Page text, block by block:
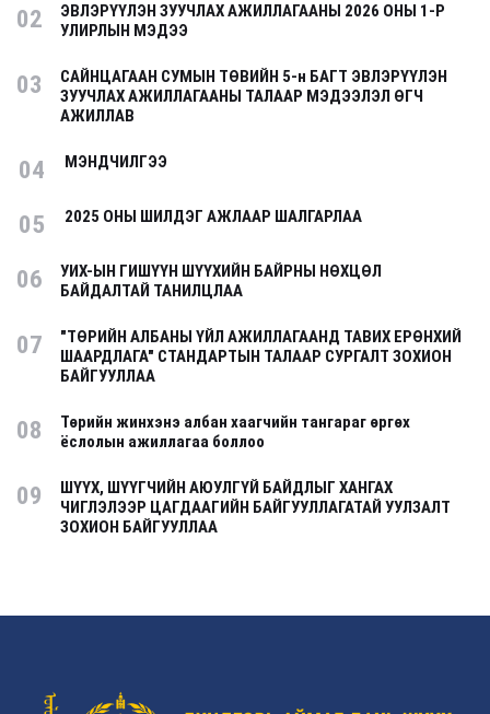
02
ЭВЛЭРҮҮЛЭН ЗУУЧЛАХ АЖИЛЛАГААНЫ 2026 ОНЫ 1-Р
УЛИРЛЫН МЭДЭЭ
03
САЙНЦАГААН СУМЫН ТӨВИЙН 5-н БАГТ ЭВЛЭРҮҮЛЭН
ЗУУЧЛАХ АЖИЛЛАГААНЫ ТАЛААР МЭДЭЭЛЭЛ ӨГЧ
АЖИЛЛАВ
04 МЭНДЧИЛГЭЭ
05 2025 ОНЫ ШИЛДЭГ АЖЛААР ШАЛГАРЛАА
06
УИХ-ЫН ГИШҮҮН ШҮҮХИЙН БАЙРНЫ НӨХЦӨЛ
БАЙДАЛТАЙ ТАНИЛЦЛАА
07
"ТӨРИЙН АЛБАНЫ ҮЙЛ АЖИЛЛАГААНД ТАВИХ ЕРӨНХИЙ
ШААРДЛАГА" СТАНДАРТЫН ТАЛААР СУРГАЛТ ЗОХИОН
БАЙГУУЛЛАА
08
Төрийн жинхэнэ албан хаагчийн тангараг өргөх
ёслолын ажиллагаа боллоо
09
ШҮҮХ, ШҮҮГЧИЙН АЮУЛГҮЙ БАЙДЛЫГ ХАНГАХ
ЧИГЛЭЛЭЭР ЦАГДААГИЙН БАЙГУУЛЛАГАТАЙ УУЛЗАЛТ
ЗОХИОН БАЙГУУЛЛАА